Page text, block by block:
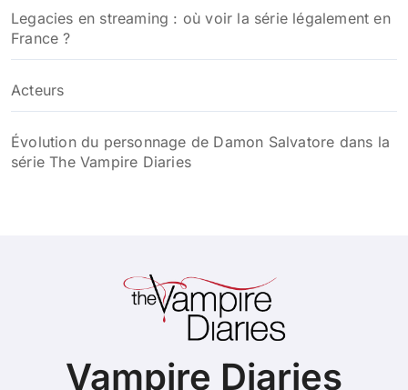
Legacies en streaming : où voir la série légalement en
France ?
Acteurs
Évolution du personnage de Damon Salvatore dans la
série The Vampire Diaries
Vampire Diaries